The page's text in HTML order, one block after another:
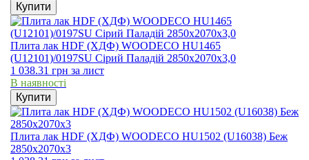
Купити
Плита лак HDF (ХДФ) WOODECO HU1465
(U12101)/0197SU Сірий Паладій 2850х2070х3,0
1 038.31 грн за лист
В наявності
Купити
Плита лак HDF (ХДФ) WOODECO HU1502 (U16038) Беж
2850х2070х3